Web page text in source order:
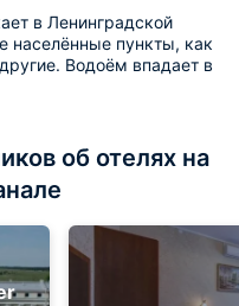
в Ленинградской
населённые пункты, как
Водоём впадает в
об отелях на